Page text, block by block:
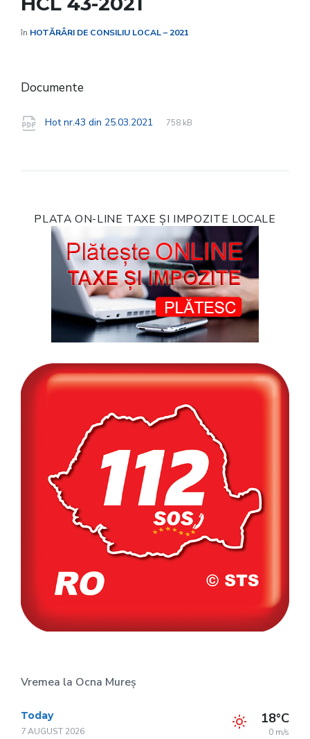
în HOTĂRÂRI DE CONSILIU LOCAL – 2021
Documente
Hot nr.43 din 25.03.2021
File
pdf
File
758 kB
PLATA ON-LINE TAXE ȘI IMPOZITE LOCALE
Vremea la Ocna Mureș
Today
7 AUGUST 2026
18°C
0 m/s